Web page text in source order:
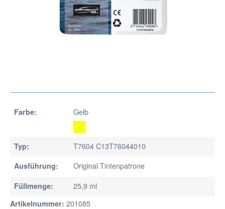
Farbe: Gelb
Typ: T7604 C13T76044010
Ausführung: Original Tintenpatrone
Füllmenge: 25,9 ml
Artikelnummer: 201085